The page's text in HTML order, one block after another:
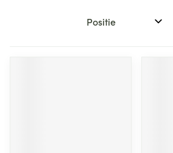
Sorteer op: